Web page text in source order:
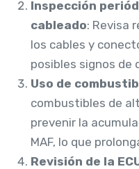
Inspección
cableado: Revisa
los cables y
posibles signos de
Uso de
combustibles de
prevenir la
MAF, lo que
Revisión de la